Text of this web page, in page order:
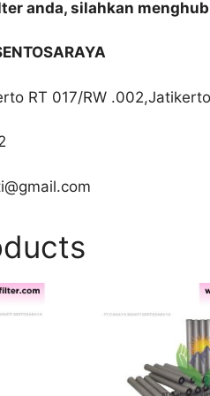
anda, silahkan
RT 017/RW